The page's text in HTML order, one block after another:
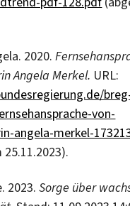
2020.
Angela Merkel. URL:
von-
angela-merkel-
2023.Sorge über